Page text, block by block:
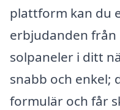
plattform kan du
erbjudanden
solpaneler i ditt
snabb och enkel;
formulär och får